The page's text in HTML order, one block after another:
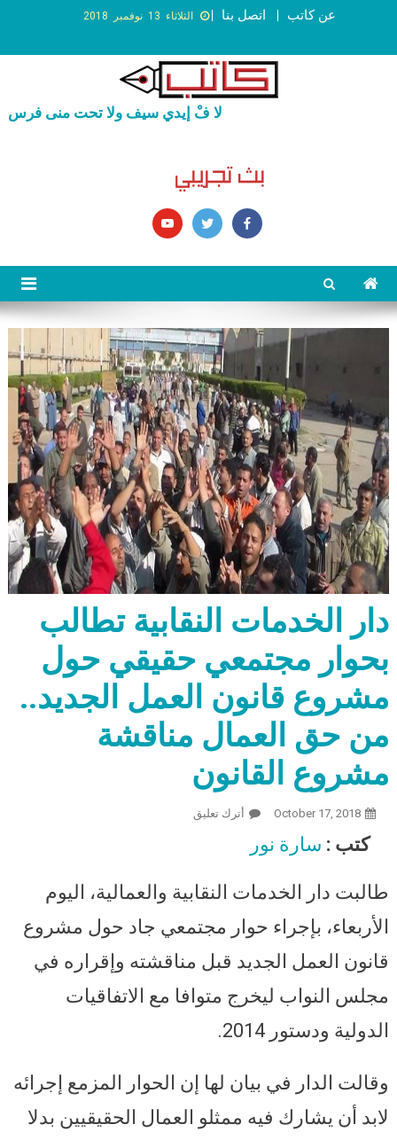
الثلاثاء 13 نوفمبر 2018 اتصل بنا عن كاتب
لا فْ إيدي سيف ولا تحت منى فرس
دار الخدمات النقابية تطالب
بحوار مجتمعي حقيقي حول
مشروع قانون العمل الجديد..
من حق العمال مناقشة
مشروع القانون
October 17, 2018 أترك تعليق
كتب : سارة نور
طالبت دار الخدمات النقابية والعمالية، اليوم
الأربعاء، بإجراء حوار مجتمعي جاد حول مشروع
قانون العمل الجديد قبل مناقشته وإقراره في
مجلس النواب ليخرج متوافا مع الاتفاقيات
الدولية ودستور 2014.
وقالت الدار في بيان لها إن الحوار المزمع إجرائه
لابد أن يشارك فيه ممثلو العمال الحقيقيين بدلا